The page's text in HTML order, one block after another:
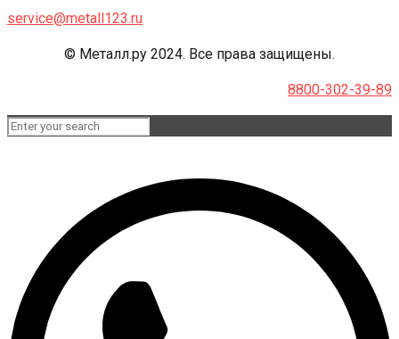
service@metall123.ru
© Металл.ру 2024. Все права защищены.
8800-302-39-89